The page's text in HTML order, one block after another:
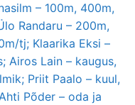
– 100m, 400m,
Randaru – 200m,
tj; Klaarika Eksi –
Airos Lain – kaugus,
Priit Paalo – kuul,
Põder – oda ja